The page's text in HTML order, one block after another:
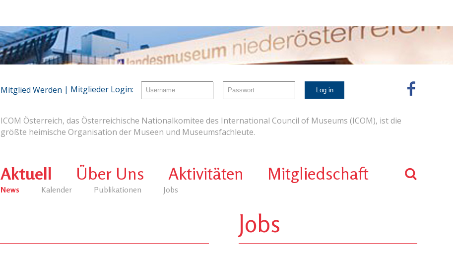
ICOM Österreich, das Österreichische Nationalkomitee des International Council of Museums (ICOM), ist die
größte heimische Organisation der Museen und Museumsfachleute.
Aktuell
News Kalender Publikationen Jobs
Über Uns Aktivitäten Mitgliedschaft
Mitglied Werden | Mitglieder Login:
Jobs